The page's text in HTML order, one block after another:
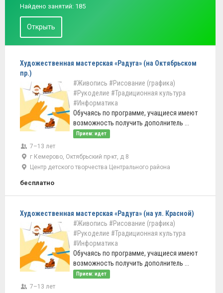
Найдено занятий: 185
Открыть
Художественная мастерская «Радуга» (на Октябрьском
пр.)
#Живопись #Рисование (графика)
#Рукоделие #Традиционная культура
#Информатика
Обучаясь по программе, учащиеся имеют
возможность получить дополнитель ...
Прием: идет
7–13 лет
г Кемерово, Октябрьский пр-кт, д 8
Центр детского творчества Центрального района
бесплатно
Художественная мастерская «Радуга» (на ул. Красной)
#Живопись #Рисование (графика)
#Рукоделие #Традиционная культура
#Информатика
Обучаясь по программе, учащиеся имеют
возможность получить дополнитель ...
Прием: идет
7–13 лет